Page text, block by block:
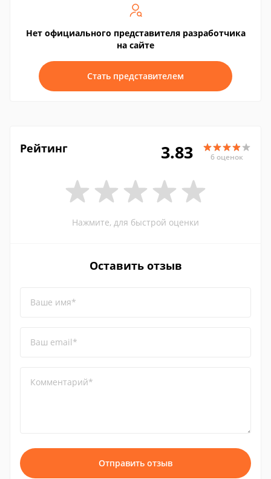
Нет официального представителя разработчика
на сайте
Стать представителем
Рейтинг 3.83 6 оценок
Нажмите, для быстрой оценки
Оставить отзыв
Ваше имя*
Ваш email*
Комментарий*
Отправить отзыв